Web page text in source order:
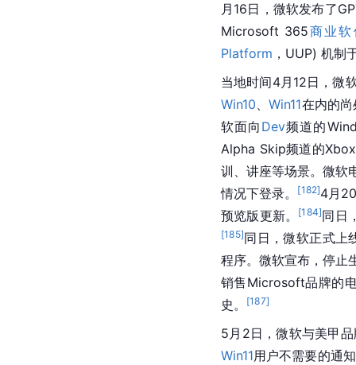
月16日， 微软发布了
Microsoft 365商业软
Platform ，UUP) 机制
当地时间4月12日，微
Win10、Win11在内的
软面向 Dev频道的
Alpha Skip频道的
训、讲座等场景。 微软
情况下登录。
[182]4月
预览版更新。
[184]同日
[185]同日，微软正式上
程序。微软宣布，停止
销售Microsoft品牌的
史。
[187]
5月2日，微软与美甲
Win11用户不需要的通